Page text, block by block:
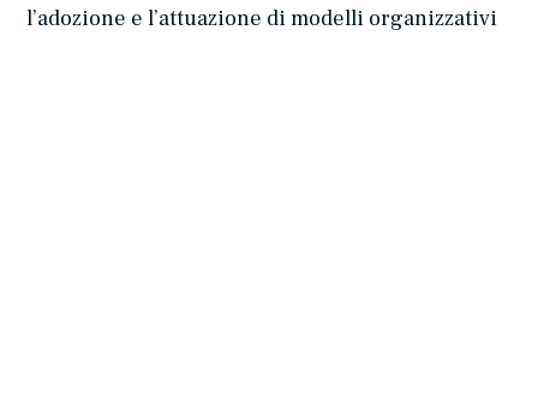
l’adozione e l’attuazione di modelli organizzativi